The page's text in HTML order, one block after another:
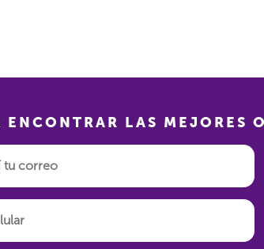
ENCONTRAR LAS MEJORES